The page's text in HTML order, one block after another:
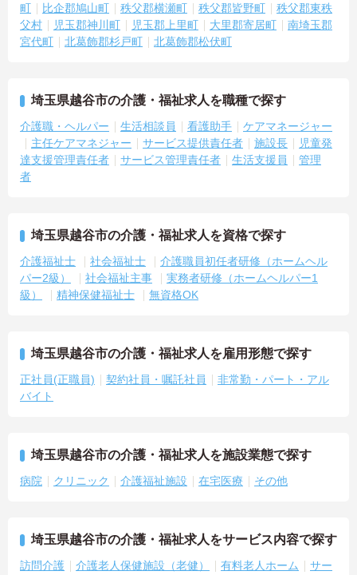
町
比企郡鳩山町 秩父郡横瀬町 秩父郡皆野町
秩父郡東秩
父村
児玉郡神川町 児玉郡上里町 大里郡寄居町
南埼玉郡
宮代町
北葛飾郡杉戸町 北葛飾郡松伏町
埼玉県越谷市の介護・福祉求人を職種で探す
介護職・ヘルパー 生活相談員 看護助手
ケアマネージャー
主任ケアマネジャー
サービス提供責任者 施設長
児童発
達支援管理責任者
サービス管理責任者 生活支援員
管理
者
埼玉県越谷市の介護・福祉求人を資格で探す
介護福祉士 社会福祉士
介護職員初任者研修（ホームヘル
パー2級）
社会福祉主事
実務者研修（ホームヘルパー1
級）
精神保健福祉士 無資格OK
埼玉県越谷市の介護・福祉求人を雇用形態で探す
正社員(正職員) 契約社員・嘱託社員
非常勤・パート・アル
バイト
埼玉県越谷市の介護・福祉求人を施設業態で探す
病院 クリニック 介護福祉施設 在宅医療 その他
埼玉県越谷市の介護・福祉求人をサービス内容で探す
訪問介護 介護老人保健施設（老健） 有料老人ホーム
サー